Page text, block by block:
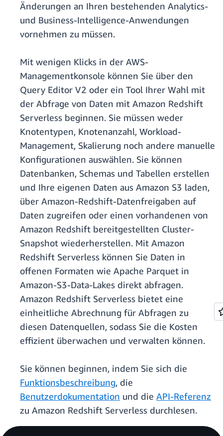
Änderungen an Ihren bestehenden Analytics-
und Business-Intelligence-Anwendungen
vornehmen zu müssen.
Mit wenigen Klicks in der AWS-
Managementkonsole können Sie über den
Query Editor V2 oder ein Tool Ihrer Wahl mit
der Abfrage von Daten mit Amazon Redshift
Serverless beginnen. Sie müssen weder
Knotentypen, Knotenanzahl, Workload-
Management, Skalierung noch andere manuelle
Konfigurationen auswählen. Sie können
Datenbanken, Schemas und Tabellen erstellen
und Ihre eigenen Daten aus Amazon S3 laden,
über Amazon-Redshift-Datenfreigaben auf
Daten zugreifen oder einen vorhandenen von
Amazon Redshift bereitgestellten Cluster-
Snapshot wiederherstellen. Mit Amazon
Redshift Serverless können Sie Daten in
offenen Formaten wie Apache Parquet in
Amazon-S3-Data-Lakes direkt abfragen.
Amazon Redshift Serverless bietet eine
einheitliche Abrechnung für Abfragen zu
diesen Datenquellen, sodass Sie die Kosten
effizient überwachen und verwalten können.
Sie können beginnen, indem Sie sich die
Funktionsbeschreibung, die
Benutzerdokumentation und die API-Referenz
zu Amazon Redshift Serverless durchlesen.